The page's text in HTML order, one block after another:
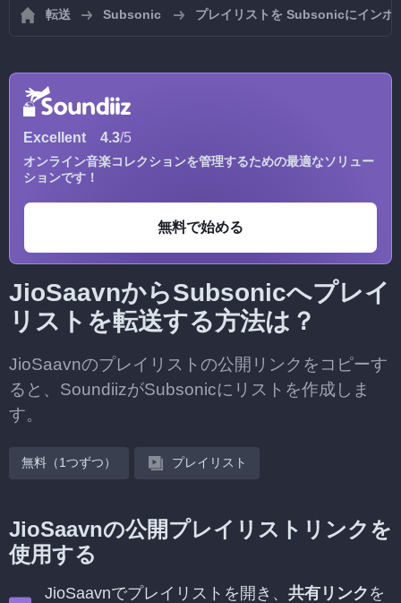
転送 Subsonic プレイリストを Subsonicにインポ
Excellent 4.3/5
オンライン音楽コレクションを管理するための最適なソリュー
ションです！
無料で始める
JioSaavnからSubsonicへプレイ
リストを転送する方法は？
JioSaavnのプレイリストの公開リンクをコピーす
ると、SoundiizがSubsonicにリストを作成しま
す。
無料（1つずつ） プレイリスト
JioSaavnの公開プレイリストリンクを
使用する
JioSaavnでプレイリストを開き、 共有リンク を